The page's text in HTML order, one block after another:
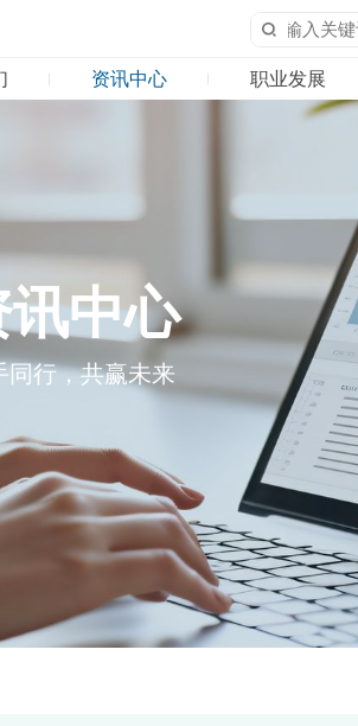
资讯中心 职业发展
发展历程
企业文化
荣誉资质
资讯
公司新
行业资
讯中心
同行，共赢未来